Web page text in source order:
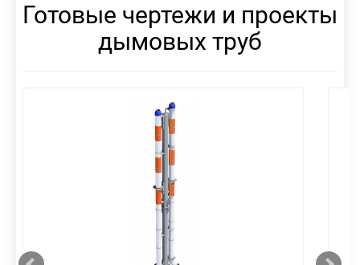
Готовые чертежи и проекты
дымовых труб